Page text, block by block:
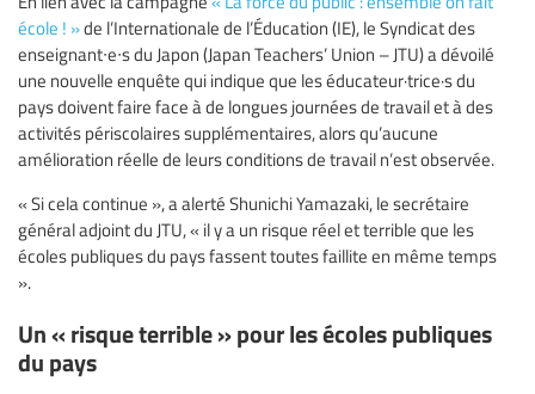
école ! »de l’Internationale de l’Éducation (IE), le Syndicat des
enseignant∙e∙s du Japon (Japan Teachers’ Union – JTU) a dévoilé
une nouvelle enquête qui indique que les éducateur·trice·s du
pays doivent faire face à de longues journées de travail et à des
activités périscolaires supplémentaires, alors qu’aucune
amélioration réelle de leurs conditions de travail n’est observée.
« Si cela continue », a alerté Shunichi Yamazaki, le secrétaire
général adjoint du JTU, « il y a un risque réel et terrible que les
écoles publiques du pays fassent toutes faillite en même temps
».
Un « risque terrible » pour les écoles publiques
du pays